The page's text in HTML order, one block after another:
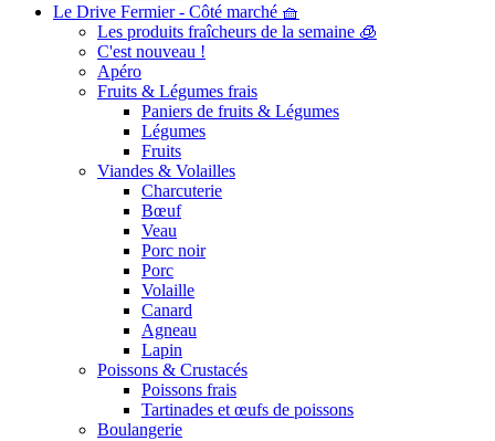
Le Drive Fermier - Côté marché 🧺
Les produits fraîcheurs de la semaine 🧊
C'est nouveau !
Apéro
Fruits & Légumes frais
Paniers de fruits & Légumes
Légumes
Fruits
Viandes & Volailles
Charcuterie
Bœuf
Veau
Porc noir
Porc
Volaille
Canard
Agneau
Lapin
Poissons & Crustacés
Poissons frais
Tartinades et œufs de poissons
Boulangerie